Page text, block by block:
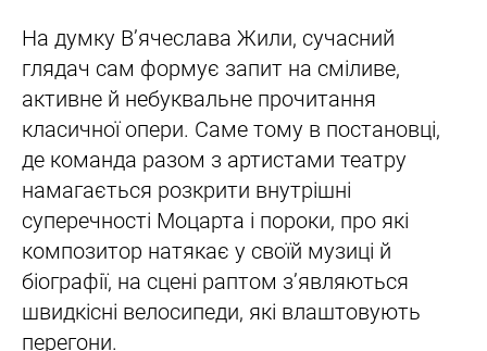
На думку В’ячеслава Жили, сучасний
глядач сам формує запит на сміливе,
активне й небуквальне прочитання
класичної опери. Саме тому в постановці,
де команда разом з артистами театру
намагається розкрити внутрішні
суперечності Моцарта і пороки, про які
композитор натякає у своїй музиці й
біографії, на сцені раптом з’являються
швидкісні велосипеди, які влаштовують
перегони.